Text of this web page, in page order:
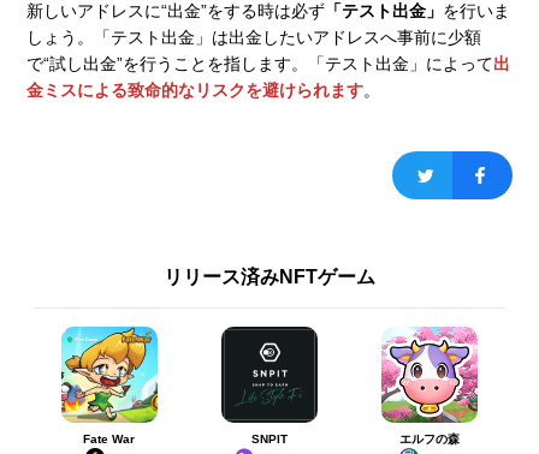
新しいアドレスに“出金”をする時は必ず 「テスト出金」 を行いま
しょう。「テスト出金」は出金したいアドレスへ事前に少額
で“試し出金”を行うことを指します。「テスト出金」によって出
金ミスによる致命的なリスクを避けられます。
リリース済みNFTゲーム
Fate War
SNPIT
エルフの森